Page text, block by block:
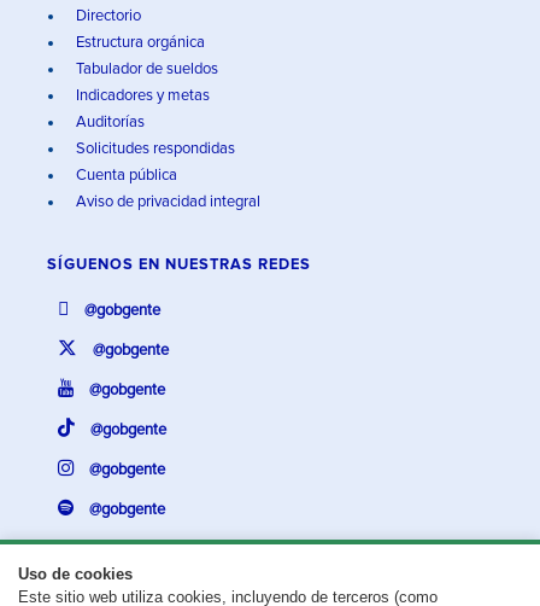
Uso de cookies
Este sitio web utiliza cookies, incluyendo de terceros (como
Directorio
Estructura orgánica
Tabulador de sueldos
Indicadores y metas
Auditorías
Solicitudes respondidas
Cuenta pública
Aviso de privacidad integral
SÍGUENOS EN NUESTRAS REDES
@gobgente
@gobgente
@gobgente
@gobgente
@gobgente
@gobgente
¿Existe algún problema con esta página?Repórtalo aquí.